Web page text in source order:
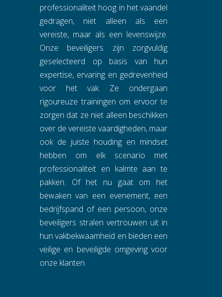
professionaliteit hoog in het vaandel
gedragen, niet alleen als een
vereiste, maar als een levenswijze.
Onze beveiligers zijn zorgvuldig
geselecteerd op basis van hun
expertise, ervaring en gedrevenheid
voor het vak. Ze ondergaan
rigoureuze trainingen om ervoor te
zorgen dat ze niet alleen beschikken
over de vereiste vaardigheden, maar
ook de juiste houding en mindset
hebben om elk scenario met
professionaliteit en kalmte aan te
pakken. Of het nu gaat om het
bewaken van een evenement, een
bedrijfspand of een persoon, onze
beveiligers stralen vertrouwen uit in
hun vakbekwaamheid en bieden een
veilige en beveiligde omgeving voor
onze klanten.